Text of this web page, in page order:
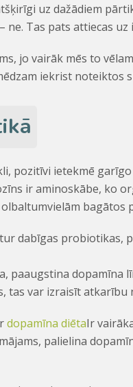
uz dažādiem
Tas pats attiecas uz
jo vairāk mēs to
iekrist noteiktos
pozitīvi ietekmē
ir aminoskābe, ko
bagātos
dabīgas probiotikas,
paaugstina dopamīna
tas var izraisīt atkarību
dopamīna diētaIr
palielina